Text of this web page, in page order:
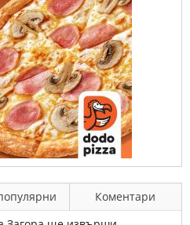
Коментари